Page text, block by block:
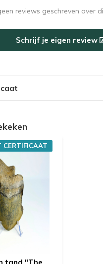
reviews geschreven over
Schrijf je eigen review
CERTIFICAAT